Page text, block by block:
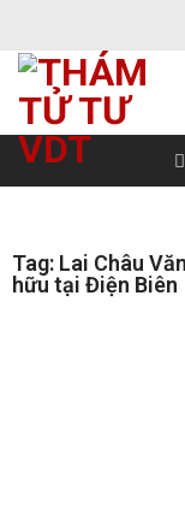
Tag: Lai Châu
hữu tại Điện Biên